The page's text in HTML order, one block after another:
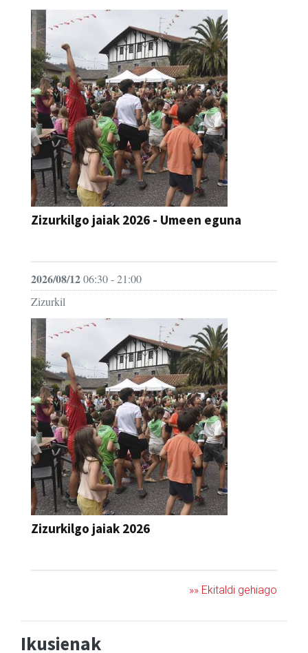
Zizurkilgo jaiak 2026 - Umeen eguna
2026/08/1206:30 - 21:00
Zizurkil
Zizurkilgo jaiak 2026
»» Ekitaldi gehiago
Ikusienak